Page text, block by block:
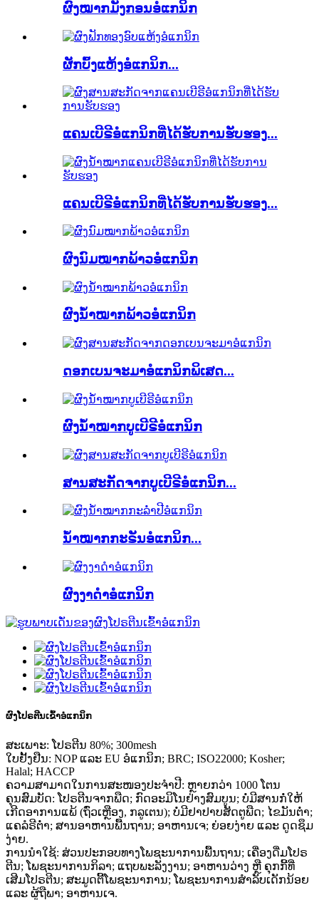
ຜົງໝາກມັງກອນອໍແກນິກ
ຜັກບົ້ງແຫ້ງອໍແກນິກ...
ແຄນເບີຣີອໍແກນິກທີ່ໄດ້ຮັບການຮັບຮອງ...
ແຄນເບີຣີອໍແກນິກທີ່ໄດ້ຮັບການຮັບຮອງ...
ຜົງນົມໝາກພ້າວອໍແກນິກ
ຜົງນ້ຳໝາກພ້າວອໍແກນິກ
ດອກເບນຈະມາອໍແກນິກພິເສດ...
ຜົງນ້ຳໝາກບູເບີຣີອໍແກນິກ
ສານສະກັດຈາກບູເບີຣີອໍແກນິກ...
ນ້ຳໝາກກະຣັນອໍແກນິກ...
ຜົງງາດຳອໍແກນິກ
ຜົງໂປຣຕີນເຂົ້າອໍແກນິກ
ສະເພາະ: ໂປຣຕີນ 80%; 300mesh
ໃບຢັ້ງຢືນ: NOP ແລະ EU ອໍແກນິກ; BRC; ISO22000; Kosher;
Halal; HACCP
ຄວາມສາມາດໃນການສະໜອງປະຈຳປີ: ຫຼາຍກວ່າ 1000 ໂຕນ
ຄຸນສົມບັດ: ໂປຣຕີນຈາກພືດ; ກົດອະມິໂນຢ່າງສົມບູນ; ບໍ່ມີສານກໍ່ໃຫ້
ເກີດອາການແພ້ (ຖົ່ວເຫຼືອງ, ກລູເຕນ); ບໍ່ມີຢາປາບສັດຕູພືດ; ໄຂມັນຕໍ່າ;
ແຄລໍຣີຕໍ່າ; ສານອາຫານພື້ນຖານ; ອາຫານເຈ; ຍ່ອຍງ່າຍ ແລະ ດູດຊຶມ
ງ່າຍ.
ການນຳໃຊ້: ສ່ວນປະກອບທາງໂພຊະນາການພື້ນຖານ; ເຄື່ອງດື່ມໂປຣ
ຕີນ; ໂພຊະນາການກິລາ; ແຖບພະລັງງານ; ອາຫານວ່າງ ຫຼື ຄຸກກີ້ທີ່
ເສີມໂປຣຕີນ; ສະມູດຕີ້ໂພຊະນາການ; ໂພຊະນາການສຳລັບເດັກນ້ອຍ
ແລະ ຜູ້ຖືພາ; ອາຫານເຈ.